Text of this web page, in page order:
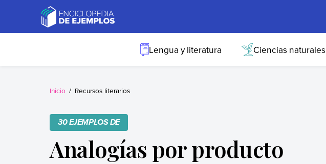
Ejemplos
Necesitas ejemplos.
Lengua y literatura Ciencias naturales
Inicio Recursos literarios
30 EJEMPLOS DE
Analogías por producto